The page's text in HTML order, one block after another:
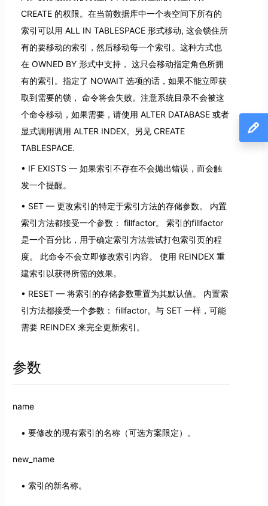
CREATE 的权限。在当前数据库中一个表空间下所有的
索引可以用 ALL IN TABLESPACE 形式移动, 这会锁住所
有的要移动的索引，然后移动每一个索引。这种方式也
在 OWNED BY 形式中支持， 这只会移动指定角色所拥
有的索引。指定了 NOWAIT 选项的话，如果不能立即获
取到需要的锁， 命令将会失败。注意系统目录不会被这
个命令移动，如果需要，请使用 ALTER DATABASE 或者
显式调用调用 ALTER INDEX。另见 CREATE
TABLESPACE.
IF EXISTS — 如果索引不存在不会抛出错误，而会触
发一个提醒。
SET — 更改索引的特定于索引方法的存储参数。 内置
索引方法都接受一个参数： fillfactor。 索引的fillfactor
是一个百分比，用于确定索引方法尝试打包索引页的程
度。 此命令不会立即修改索引内容。 使用 REINDEX 重
建索引以获得所需的效果。
RESET — 将索引的存储参数重置为其默认值。 内置索
引方法都接受一个参数： fillfactor。与 SET 一样，可能
需要 REINDEX 来完全更新索引。
参数
name
要修改的现有索引的名称（可选方案限定）。
new_name
索引的新名称。